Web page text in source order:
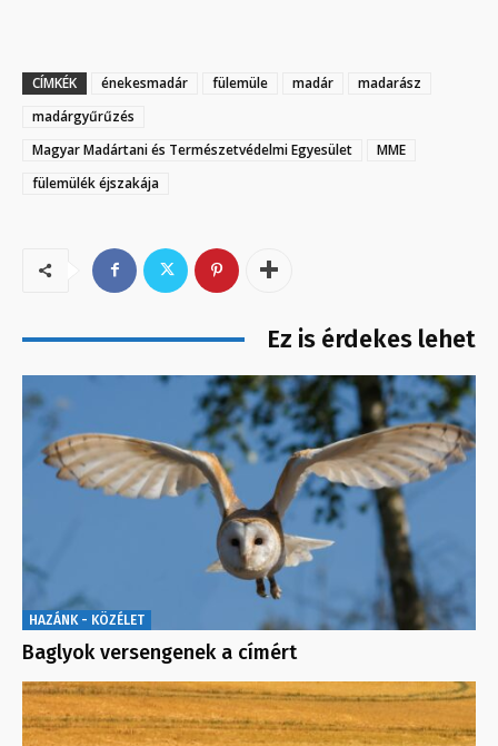
CÍMKÉK énekesmadár fülemüle madár
madarász
madárgyűrűzés
Magyar Madártani és Természetvédelmi Egyesület
MME
fülemülék éjszakája
Ez is érdekes lehet
HAZÁNK - KÖZÉLET
Baglyok versengenek a címért